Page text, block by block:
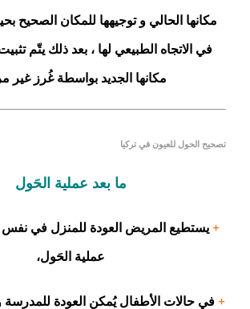
مكانها الحالي و توجيهها للمكان الصحيح
في الاتجاه الطبيعي لها ، بعد ذلك يتّم
مكانها الجديد بواسطة غُرز غير
تصحيح الحول للعيون في تركيا
ما بعد عملية الحَول
+ يستطيع المريض العودة للمنزل في نفس
عملية الحَول،
+ في حالات الأطفال يُمكن العودة للمدرسة